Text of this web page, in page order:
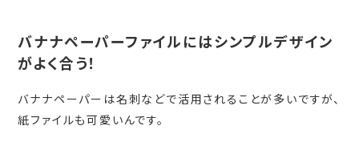
バナナペーパーファイルにはシンプルデザイン
がよく合う！
バナナペーパーは名刺などで活用されることが多いですが、
紙ファイルも可愛いんです。